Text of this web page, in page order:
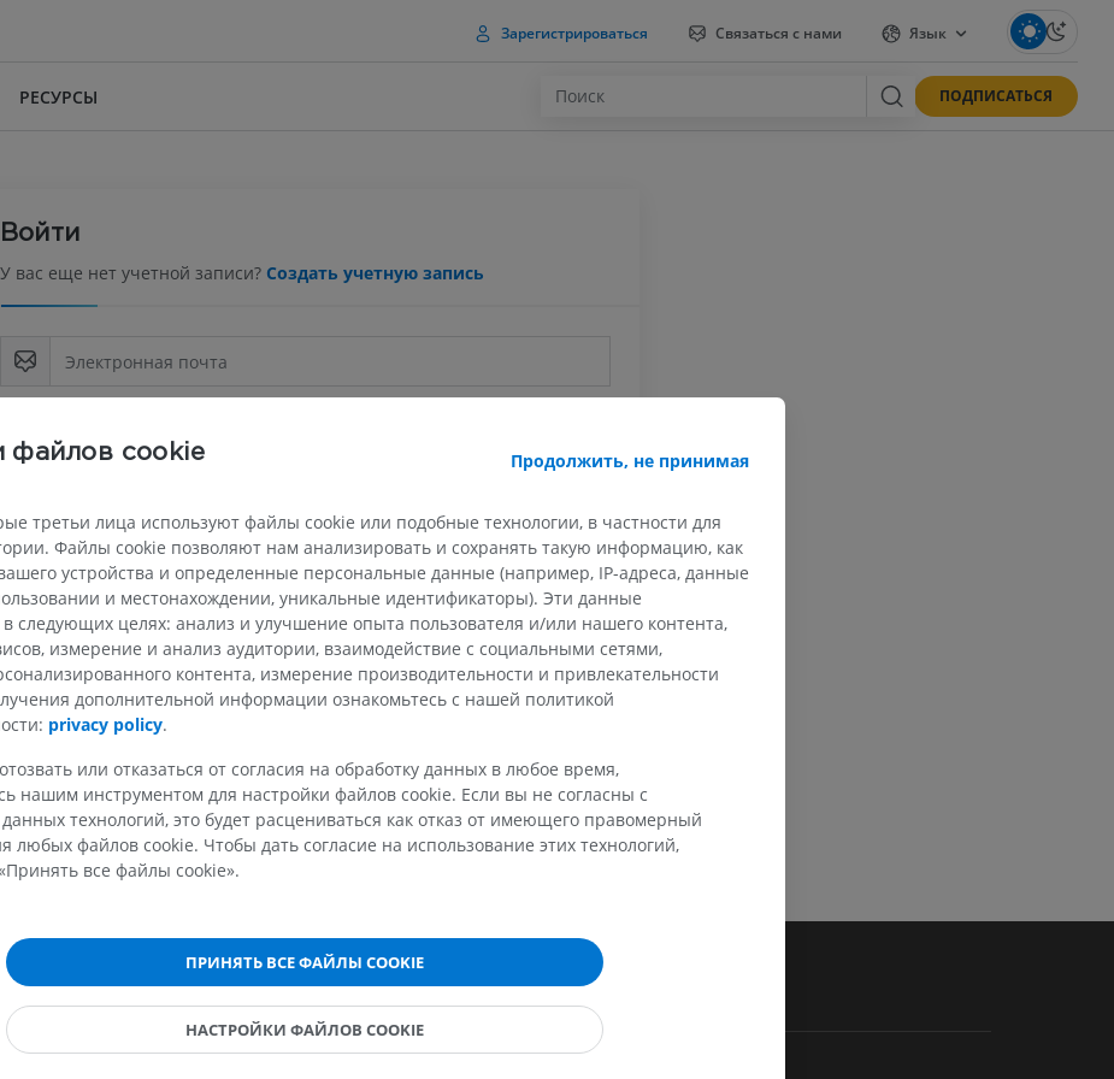
Зарегистрироваться Связаться с нами Язык
РЕСУРСЫ ПОДПИСАТЬСЯ
Войти
У вас еще нет учетной записи? Создать учетную запись
ВОЙТИ ЧЕРЕЗ IMAIOS
Или
Войти через Apple
КОМПАНИЯ
файлов cookie Продолжить, не принимая
третьи лица используют файлы cookie или подобные технологии, в частности для
Файлы cookie позволяют нам анализировать и сохранять такую информацию, как
устройства и определенные персональные данные (например, IP-адреса, данные
и местонахождении, уникальные идентификаторы). Эти данные
следующих целях: анализ и улучшение опыта пользователя и/или нашего контента,
измерение и анализ аудитории, взаимодействие с социальными сетями,
контента, измерение производительности и привлекательности
дополнительной информации ознакомьтесь с нашей политикой
privacy policy.
или отказаться от согласия на обработку данных в любое время,
нашим инструментом для настройки файлов cookie. Если вы не согласны с
технологий, это будет расцениваться как отказ от имеющего правомерный
любых файлов cookie. Чтобы дать согласие на использование этих технологий,
все файлы cookie».
ПРИНЯТЬ ВСЕ ФАЙЛЫ COOKIE
НАСТРОЙКИ ФАЙЛОВ COOKIE